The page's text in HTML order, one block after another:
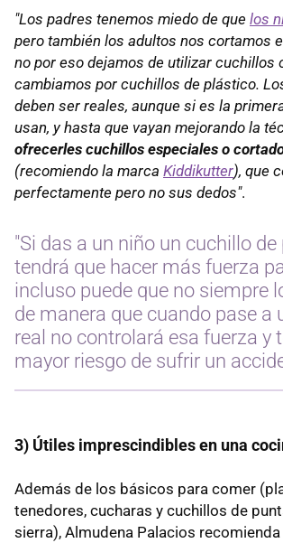
"Los padres tenemos miedo de que los
pero también los adultos nos cortamos
no por eso dejamos de utilizar cuchillos
cambiamos por cuchillos de plástico.
deben ser reales, aunque si es la
usan, y hasta que vayan mejorando la
ofrecerles cuchillos especiales o
(recomiendo la marca Kiddikutter), que
perfectamente pero no sus dedos".
"Si das a un niño un cuchillo
tendrá que hacer más fuerza
incluso puede que no siempre
de manera que cuando pase a
real no controlará esa fuerza y
mayor riesgo de sufrir un
3) Útiles imprescindibles en una
Además de los básicos para comer
tenedores, cucharas y cuchillos de
sierra), Almudena Palacios